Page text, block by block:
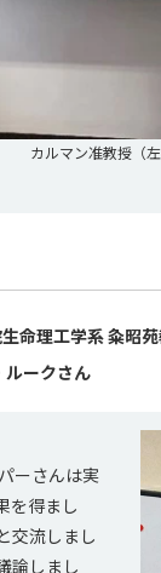
カルマン准教授（
命理工学系 粂昭
ルークさん
ーさんは実
を得まし
交流しまし
論しまし